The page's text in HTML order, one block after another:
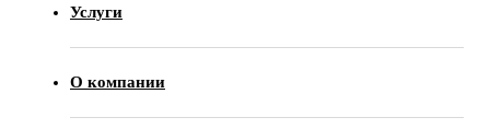
Услуги
О компании